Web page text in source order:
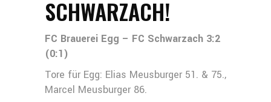
SCHWARZACH!
FC Brauerei Egg – FC Schwarzach 3:2
(0:1)
Tore für Egg: Elias Meusburger 51. & 75.,
Marcel Meusburger 86.